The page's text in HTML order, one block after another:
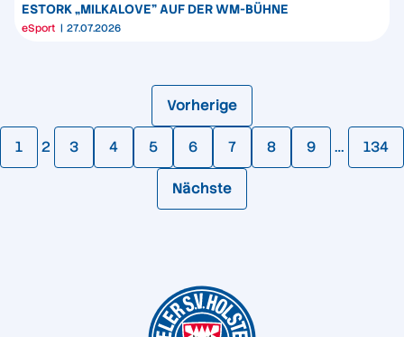
ESTORK „MILKALOVE” AUF DER WM-BÜHNE
eSport 27.07.2026
Vorherige
1 2 3 4 5 6 7 8 9 … 134
Nächste